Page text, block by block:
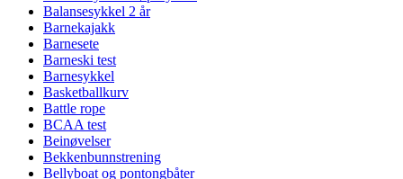
Balansesykkel 2 år
Barnekajakk
Barnesete
Barneski test
Barnesykkel
Basketballkurv
Battle rope
BCAA test
Beinøvelser
Bekkenbunnstrening
Bellyboat og pontongbåter